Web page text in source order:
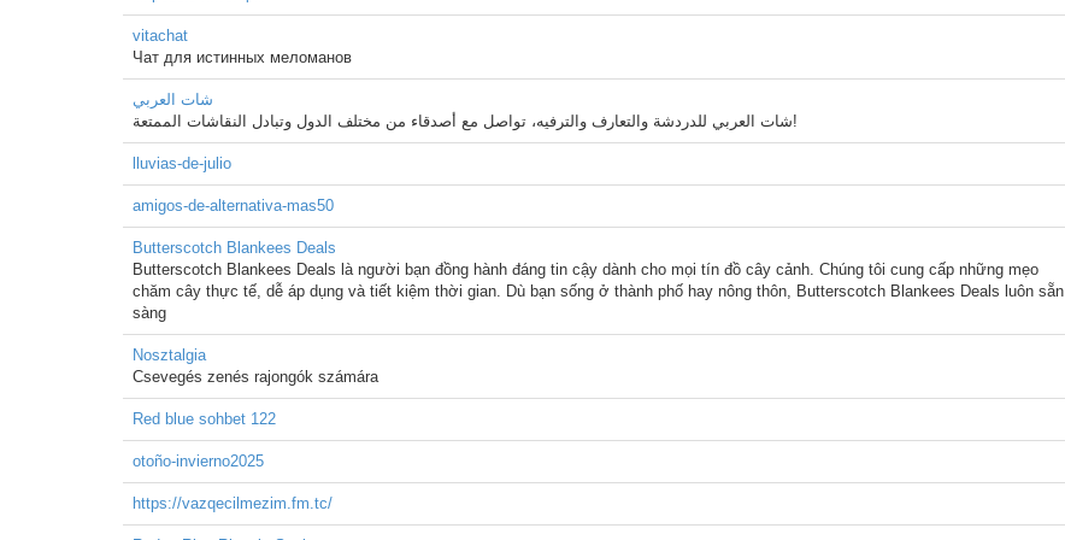
vitachat
Чат для истинных меломанов
شات العربي
شات العربي للدردشة والتعارف والترفيه، تواصل مع أصدقاء من مختلف الدول وتبادل النقاشات الممتعة!
lluvias-de-julio
amigos-de-alternativa-mas50
Butterscotch Blankees Deals
Butterscotch Blankees Deals là người bạn đồng hành đáng tin cậy dành cho mọi tín đồ cây cảnh. Chúng tôi cung cấp những mẹo
chăm cây thực tế, dễ áp dụng và tiết kiệm thời gian. Dù bạn sống ở thành phố hay nông thôn, Butterscotch Blankees Deals luôn sẵn
sàng
Nosztalgia
Csevegés zenés rajongók számára
Red blue sohbet 122
otoño-invierno2025
https://vazqecilmezim.fm.tc/